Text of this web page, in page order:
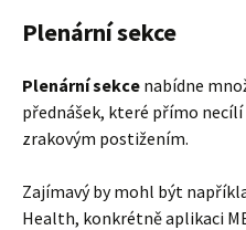
Plenární sekce
Plenární sekce nabídne
přednášek, které přímo
zrakovým postižením.
Zajímavý by mohl být
Health, konkrétně aplikaci